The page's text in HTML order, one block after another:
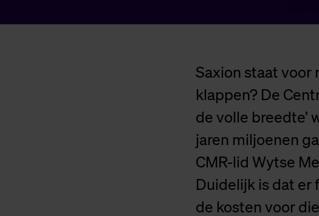
Saxion staat voor
klappen? De
de volle breedte’
jaren miljoenen
CMR-lid Wytse
Duidelijk is dat er
de kosten voor